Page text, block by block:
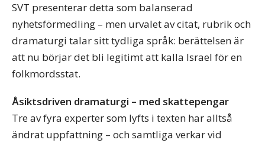
SVT presenterar detta som balanserad
nyhetsförmedling – men urvalet av citat, rubrik och
dramaturgi talar sitt tydliga språk: berättelsen är
att nu börjar det bli legitimt att kalla Israel för en
folkmordsstat.
Åsiktsdriven dramaturgi – med skattepengar
Tre av fyra experter som lyfts i texten har alltså
ändrat uppfattning – och samtliga verkar vid